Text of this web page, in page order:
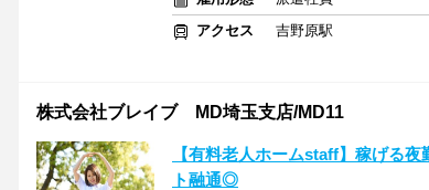
アクセス
吉野原駅
株式会社ブレイブ MD埼玉支店/MD11
【有料老人ホームstaff】稼げる
ト融通◎